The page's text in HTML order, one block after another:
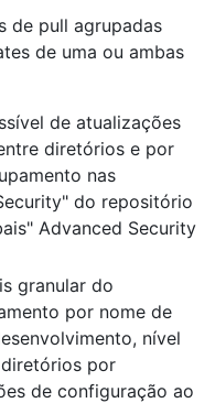
de pull agrupadas
de uma ou ambas
de atualizações
diretórios e por
nas
do repositório
Advanced Security
granular do
por nome de
nível
por
de configuração ao